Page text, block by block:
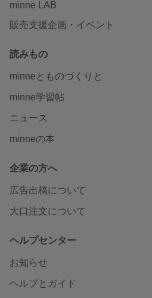
minne LAB
販売支援企画・イベント
読みもの
minneとものづくりと
minne学習帖
ニュース
minneの本
企業の方へ
広告出稿について
大口注文について
ヘルプセンター
お知らせ
ヘルプとガイド